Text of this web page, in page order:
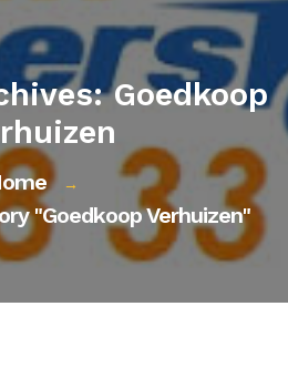
Goedkoop
→
"goedkoop Verhuizen"